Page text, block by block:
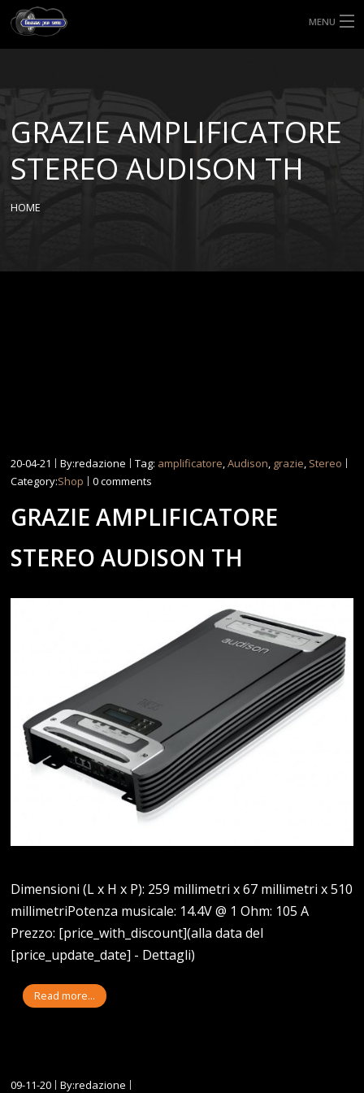
MENU
TIPI DI GOMME
MISURE GOMME
BLOG
GRAZIE AMPLIFICATORE
STEREO AUDISON TH
HOME
20-04-21 By:redazione Tag: amplificatore,Audison, grazie, Stereo
Category:Shop 0 comments
GRAZIE AMPLIFICATORE
STEREO AUDISON TH
Dimensioni (L x H x P): 259 millimetri x 67 millimetri x 510
millimetriPotenza musicale: 14.4V @ 1 Ohm: 105 A
Prezzo: [price_with_discount](alla data del
[price_update_date] - Dettagli)
Read more...
09-11-20
By:redazione